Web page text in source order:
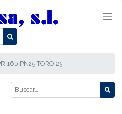
160 PN25 TORO 25